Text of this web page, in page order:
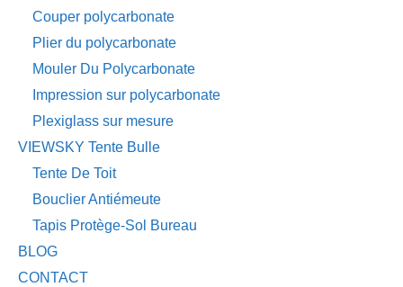
Couper polycarbonate
Plier du polycarbonate
Mouler Du Polycarbonate
Impression sur polycarbonate
Plexiglass sur mesure
VIEWSKY Tente Bulle
Tente De Toit
Bouclier Antiémeute
Tapis Protège-Sol Bureau
BLOG
CONTACT